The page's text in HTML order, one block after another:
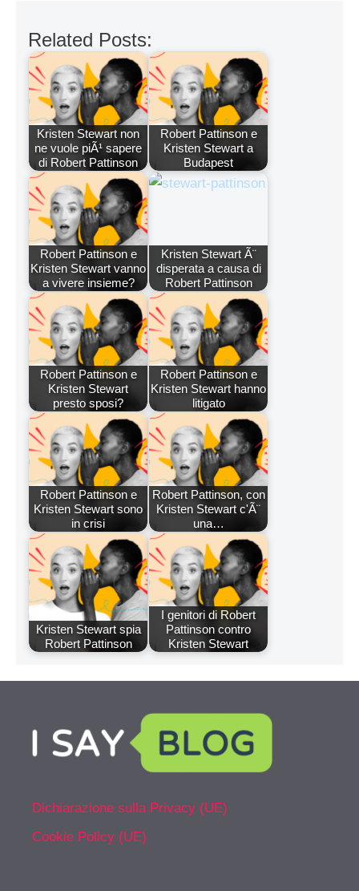
Related Posts:
Kristen Stewart non
ne vuole piÃ¹ sapere
di Robert Pattinson
Robert Pattinson e
Kristen Stewart a
Budapest
Robert Pattinson e
Kristen Stewart vanno
a vivere insieme?
Kristen Stewart Ã¨
disperata a causa di
Robert Pattinson
Robert Pattinson e
Kristen Stewart
presto sposi?
Robert Pattinson e
Kristen Stewart hanno
litigato
Robert Pattinson e
Kristen Stewart sono
in crisi
Robert Pattinson, con
Kristen Stewart c'Ã¨
una…
Kristen Stewart spia
Robert Pattinson
I genitori di Robert
Pattinson contro
Kristen Stewart
Dichiarazione sulla Privacy (UE)
Cookie Policy (UE)